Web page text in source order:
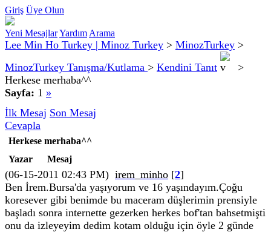
Giriş Üye Olun
Yeni MesajlarYardım Arama
Lee Min Ho Turkey | Minoz Turkey > MinozTurkey >
MinozTurkey Tanışma/Kutlama > Kendini Tanıt
>
Herkese merhaba^^
Sayfa: 1 »
İlk Mesaj Son Mesaj
Cevapla
Herkese merhaba^^
Yazar
Mesaj
(06-15-2011 02:43 PM) irem_minho [2]
Ben İrem.Bursa'da yaşıyorum ve 16 yaşındayım.Çoğu
koresever gibi benimde bu maceram düşlerimin prensiyle
başladı sonra internette gezerken herkes bof'tan bahsetmişti
onu da izleyeyim dedim kotam olduğu için öyle 2 günde